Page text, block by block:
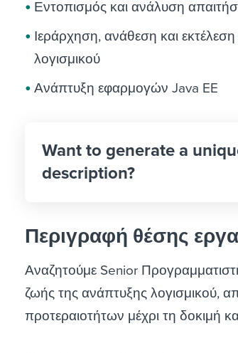
Εντοπισμός και ανάλυση
Ιεράρχηση, ανάθεση και
λογισμικού
Ανάπτυξη εφαρμογών Java EE
Want to generate a
description?
Περιγραφή θέσης
Αναζητούμε Senior
ζωής της ανάπτυξης λογισμικού,
προτεραιοτήτων μέχρι τη δοκιμή